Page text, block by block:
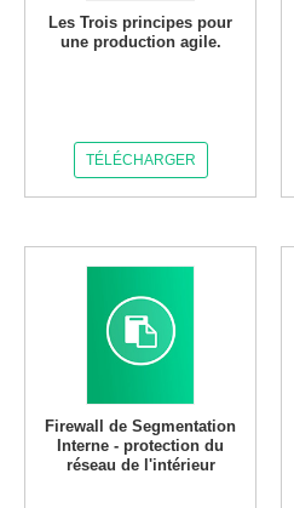
Les Trois principes pour
une production agile.
TÉLÉCHARGER
Firewall de Segmentation
Interne - protection du
réseau de l'intérieur